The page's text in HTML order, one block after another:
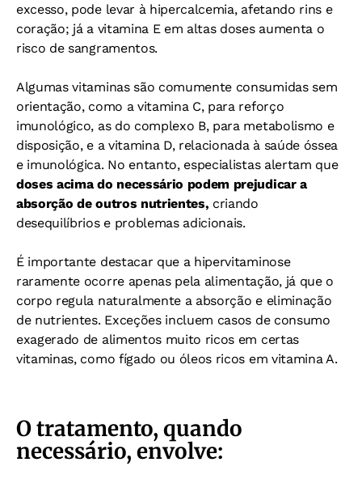
excesso, pode levar à hipercalcemia, afetando rins e
coração; já a vitamina E em altas doses aumenta o
risco de sangramentos.
Algumas vitaminas são comumente consumidas sem
orientação, como a vitamina C, para reforço
imunológico, as do complexo B, para metabolismo e
disposição, e a vitamina D, relacionada à saúde óssea
e imunológica. No entanto, especialistas alertam que
doses acima do necessário podem prejudicar a
absorção de outros nutrientes, criando
desequilíbrios e problemas adicionais.
É importante destacar que a hipervitaminose
raramente ocorre apenas pela alimentação, já que o
corpo regula naturalmente a absorção e eliminação
de nutrientes. Exceções incluem casos de consumo
exagerado de alimentos muito ricos em certas
vitaminas, como fígado ou óleos ricos em vitamina A.
O tratamento, quando
necessário, envolve: